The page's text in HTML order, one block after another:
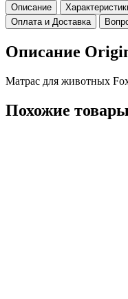
Описание
Оплата и Доставка
Описание
Матрас для животных
Похожие товары